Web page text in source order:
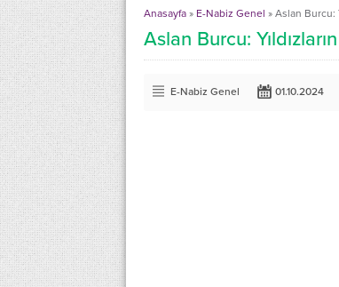
Anasayfa » E-Nabiz Genel » Aslan Burcu:
Aslan Burcu:
E-Nabiz Genel 01.10.2024